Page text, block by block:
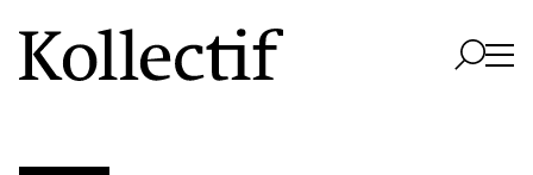
Aller à la page d'accueil
Logo Kollectif